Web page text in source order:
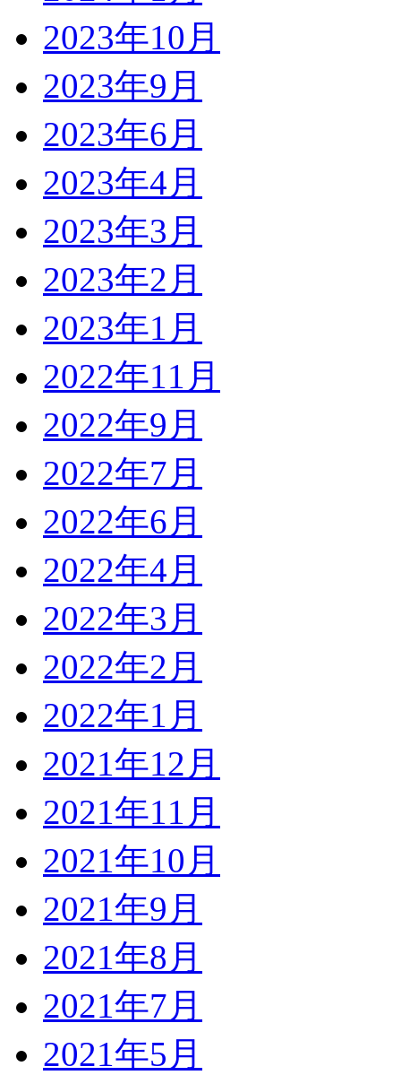
2023年10月
2023年9月
2023年6月
2023年4月
2023年3月
2023年2月
2023年1月
2022年11月
2022年9月
2022年7月
2022年6月
2022年4月
2022年3月
2022年2月
2022年1月
2021年12月
2021年11月
2021年10月
2021年9月
2021年8月
2021年7月
2021年5月